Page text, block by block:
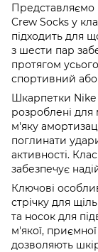
Представляємо
Crew Socks у
підходить для
з шести пар
протягом
спортивний
Шкарпетки Nike
розроблені
м'яку
поглинати
активності.
забезпечує
Ключові
стрічку для
та носок для
м'якої,
дозволяють